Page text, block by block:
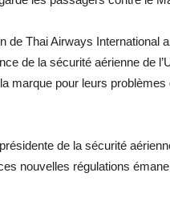
de Thai Airways International
de la sécurité aérienne de
marque pour leurs
de la sécurité
nouvelles régulations